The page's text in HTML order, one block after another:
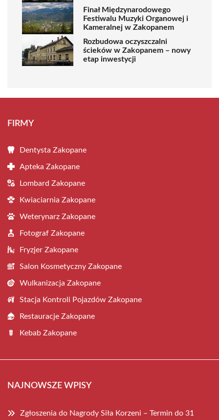
Finał Międzynarodowego
Festiwalu Muzyki Organowej i
Kameralnej w Zakopanem
Rozbudowa oczyszczalni
ścieków w Zakopanem – nowy
etap inwestycji
FIRMY
Dentysta Zakopane
Apteka Zakopane
Lombard Zakopane
Kwiaciarnia Zakopane
Weterynarz Zakopane
Fotograf Zakopane
Fryzjer Zakopane
Salon Kosmetyczny Zakopane
Wulkanizacja Zakopane
Stacja Kontroli Pojazdów Zakopane
Restauracje Zakopane
Kebab Zakopane
NAJNOWSZE WPISY
Zgłoszenia do Nagrody Siła Korzeni – Termin do 31